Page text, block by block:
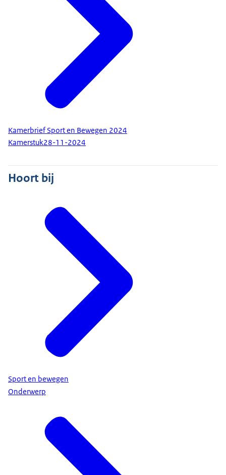
Kamerbrief Sport en Bewegen 2024
Kamerstuk28-11-2024
Hoort bij
Sport en bewegen
Onderwerp